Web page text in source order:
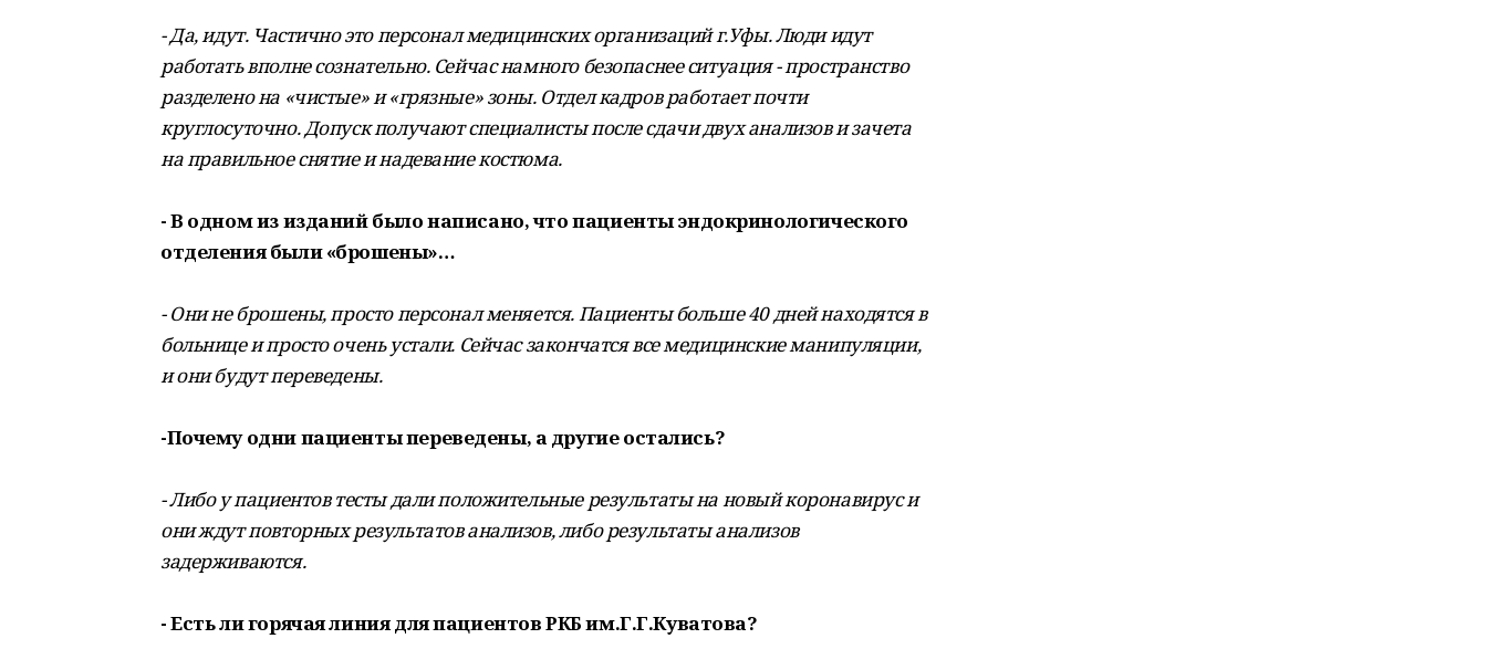
- Да, идут. Частично это персонал медицинских организаций г.Уфы. Люди идут
работать вполне сознательно. Сейчас намного безопаснее ситуация - пространство
разделено на «чистые» и «грязные» зоны. Отдел кадров работает почти
круглосуточно. Допуск получают специалисты после сдачи двух анализов и зачета
на правильное снятие и надевание костюма.
- В одном из изданий было написано, что пациенты эндокринологического
отделения были «брошены»…
- Они не брошены, просто персонал меняется. Пациенты больше 40 дней находятся в
больнице и просто очень устали. Сейчас закончатся все медицинские манипуляции,
и они будут переведены.
-Почему одни пациенты переведены, а другие остались?
- Либо у пациентов тесты дали положительные результаты на новый коронавирус и
они ждут повторных результатов анализов, либо результаты анализов
задерживаются.
- Есть ли горячая линия для пациентов РКБ им.Г.Г.Куватова?